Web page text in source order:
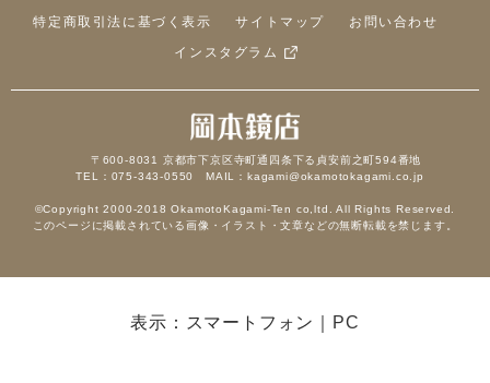
特定商取引法に基づく表示 サイトマップ
お問い合わせ
インスタグラム
〒600-8031 京都市下京区寺町通四条下る貞安前之町594番地
TEL：075-343-0550 MAIL：kagami@okamotokagami.co.jp
©Copyright 2000-2018 OkamotoKagami-Ten co,ltd. All Rights Reserved.
このページに掲載されている画像・イラスト・文章などの無断転載を禁じます。
表示：スマートフォン｜ PC